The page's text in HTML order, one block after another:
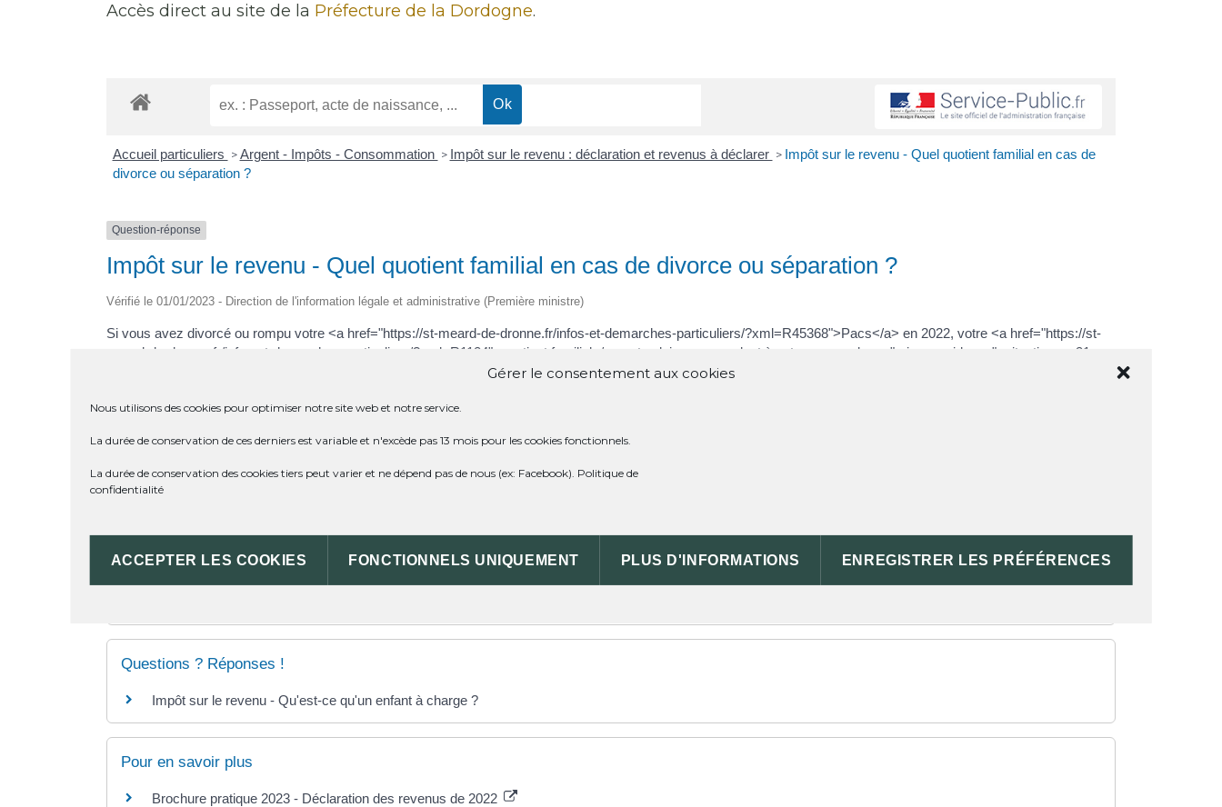
Gérer le consentement aux cookies
Nous utilisons des cookies pour optimiser notre site web et notre service.
La durée de conservation de ces derniers est variable et n'excède pas 13 mois pour les cookies fonctionnels.
La durée de conservation des cookies tiers peut varier et ne dépend pas de nous (ex: Facebook). Politique de
confidentialité
ACCEPTER LES COOKIES FONCTIONNELS UNIQUEMENT PLUS D'INFORMATIONS ENREGISTRER LES PRÉFÉRENCES
Accès direct au site de la Préfecture de la Dordogne.
Accueil particuliers > Argent - Impôts - Consommation > Impôt sur le revenu : déclaration et revenus à déclarer > Impôt sur le revenu - Quel quotient familial en cas de
divorce ou séparation ?
Question-réponse
Impôt sur le revenu - Quel quotient familial en cas de divorce ou séparation ?
Vérifié le 01/01/2023 - Direction de l'information légale et administrative (Première ministre)
Si vous avez divorcé ou rompu votre <a href="https://st-meard-de-dronne.fr/infos-et-demarches-particuliers/?xml=R45368">Pacs</a> en 2022, votre <a href="https://st-
meard-de-dronne.fr/infos-et-demarches-particuliers/?xml=R1124">quotient familial</a> est celui correspondant à votre <span class="miseenevidence">situation au 31
vous avez droit à une <a href="https://st-meard-de-dronne.fr/infos-et-demarches-particuliers/?xml=F2702">majoration de votre quotient familial</a>.
Si vous n'avez pas de personne à charge, vous avez droit à 1 part.
TEXTES DE RÉFÉRENCE
Questions ? Réponses !
Impôt sur le revenu - Qu'est-ce qu'un enfant à charge ?
Pour en savoir plus
Brochure pratique 2023 - Déclaration des revenus de 2022